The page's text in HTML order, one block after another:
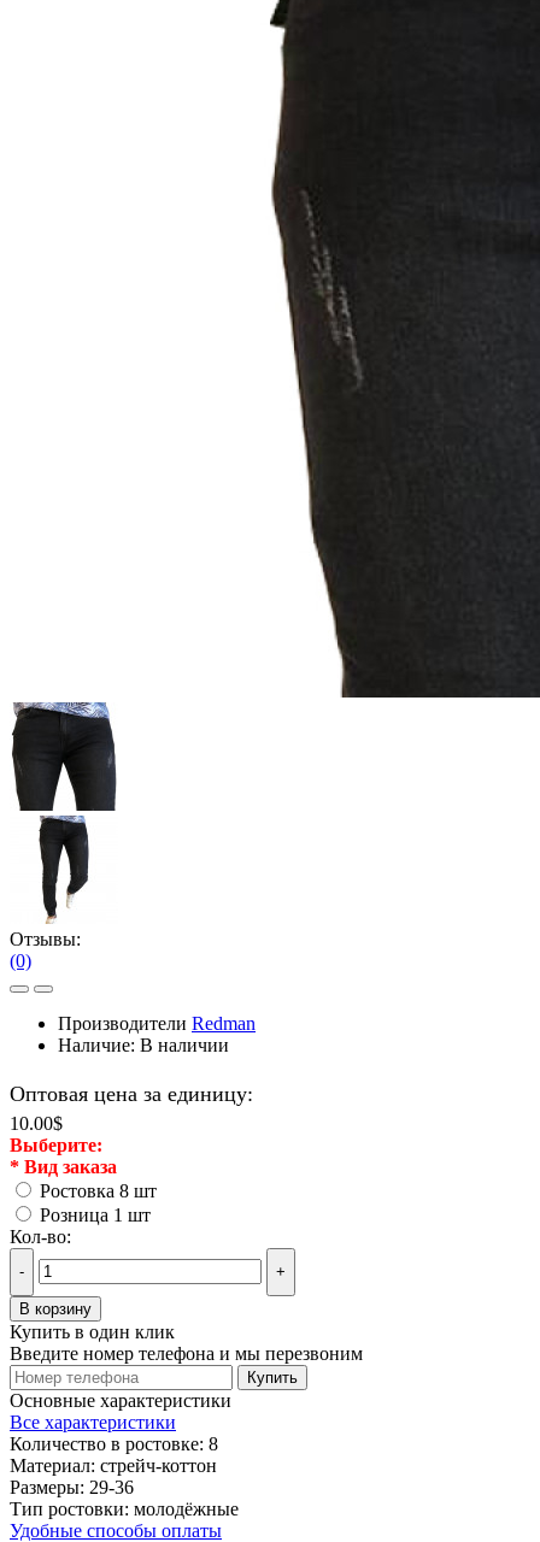
Отзывы:
(0)
Производители Redman
Наличие: В наличии
Оптовая цена за единицу:
10.00$
Выберите:
* Вид заказа
Ростовка 8 шт
Розница 1 шт
Кол-во:
- +
В корзину
Купить в один клик
Введите номер телефона и мы перезвоним
Купить
Основные характеристики
Все характеристики
Количество в ростовке: 8
Материал: стрейч-коттон
Размеры: 29-36
Тип ростовки: молодёжные
Удобные способы оплаты